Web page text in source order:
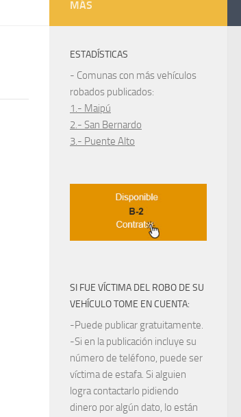
MÁS
ESTADÍSTICAS
- Comunas con más vehículos
robados publicados:
1.- Maipú
2.- San Bernardo
3.- Puente Alto
SI FUE VÍCTIMA DEL ROBO DE SU
VEHÍCULO TOME EN CUENTA:
-Puede publicar gratuitamente.
-Si en la publicación incluye su
número de teléfono, puede ser
víctima de estafa. Si alguien
logra contactarlo pidiendo
dinero por algún dato, lo están